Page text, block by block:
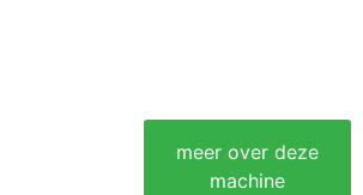
meer over deze
machine